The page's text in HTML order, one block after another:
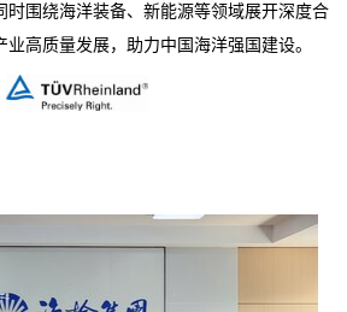
时围绕海洋装备、新能源等领域展开深度合
高质量发展，助力中国海洋强国建设。